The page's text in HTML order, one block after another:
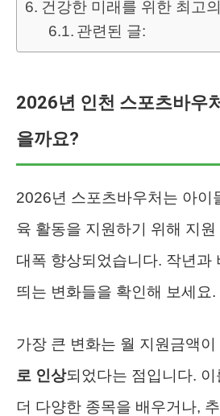
건강한 미래를 위한 최고
관련된 글:
2026년 인천 스포츠바우
을까요?
2026년 스포츠바우처는 아이
육 활동을 지원하기 위해 지
대폭 향상되었습니다. 작년과
띄는 변화들을 확인해 보세요.
가장 큰 변화는 월 지원금액
로 인상되었다는 점입니다.
더 다양한 종목을 배우거나,